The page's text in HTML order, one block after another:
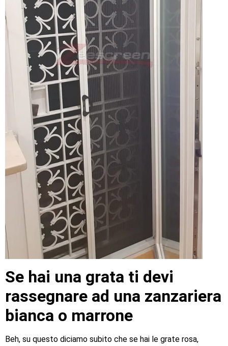
Se hai una grata ti devi
rassegnare ad una zanzariera
bianca o marrone
Beh, su questo diciamo subito che se hai le grate rosa,